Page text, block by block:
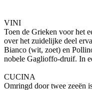
VINI
Toen de Grieken voor het
over het zuidelijke deel
Bianco (wit, zoet) en
nobele Gaglioffo-druif. In
CUCINA
Omringd door twee zeeën